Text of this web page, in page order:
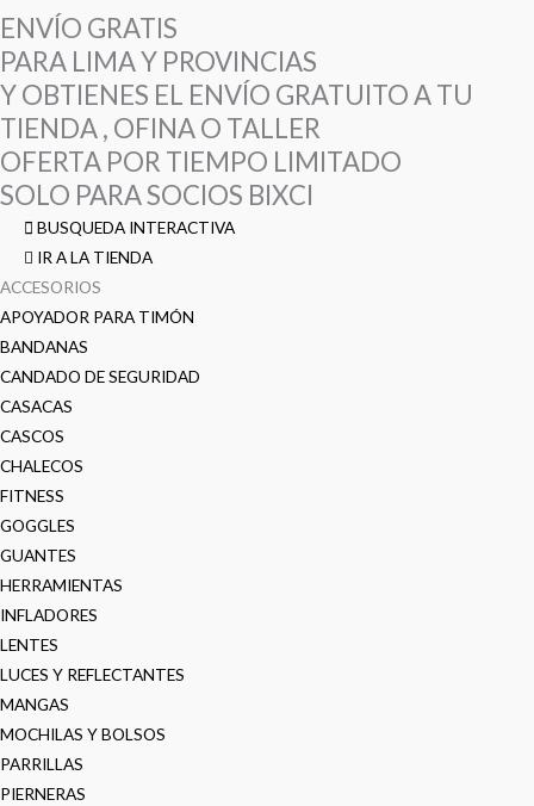
ENVÍO GRATIS
PARA LIMA Y PROVINCIAS
Y OBTIENES EL ENVÍO GRATUITO A TU
TIENDA , OFINA O TALLER
OFERTA POR TIEMPO LIMITADO
SOLO PARA SOCIOS BIXCI
BUSQUEDA INTERACTIVA
IR A LA TIENDA
ACCESORIOS
APOYADOR PARA TIMÓN
BANDANAS
CANDADO DE SEGURIDAD
CASACAS
CASCOS
CHALECOS
FITNESS
GOGGLES
GUANTES
HERRAMIENTAS
INFLADORES
LENTES
LUCES Y REFLECTANTES
MANGAS
MOCHILAS Y BOLSOS
PARRILLAS
PIERNERAS